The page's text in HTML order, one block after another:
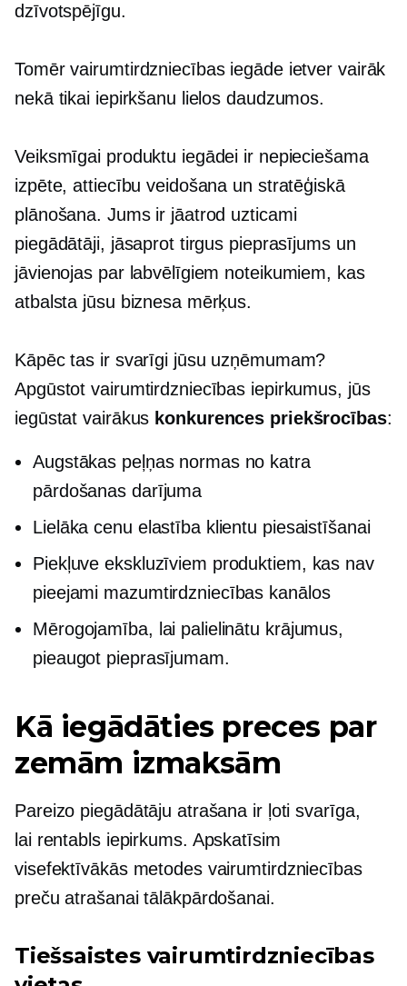
dzīvotspējīgu.
Tomēr vairumtirdzniecības iegāde ietver vairāk
nekā tikai iepirkšanu lielos daudzumos.
Veiksmīgai produktu iegādei ir nepieciešama
izpēte, attiecību veidošana un stratēģiskā
plānošana. Jums ir jāatrod uzticami
piegādātāji, jāsaprot tirgus pieprasījums un
jāvienojas par labvēlīgiem noteikumiem, kas
atbalsta jūsu biznesa mērķus.
Kāpēc tas ir svarīgi jūsu uzņēmumam?
Apgūstot vairumtirdzniecības iepirkumus, jūs
iegūstat vairākus konkurences priekšrocības:
Augstākas peļņas normas no katra
pārdošanas darījuma
Lielāka cenu elastība klientu piesaistīšanai
Piekļuve ekskluzīviem produktiem, kas nav
pieejami mazumtirdzniecības kanālos
Mērogojamība, lai palielinātu krājumus,
pieaugot pieprasījumam.
Kā iegādāties preces par
zemām izmaksām
Pareizo piegādātāju atrašana ir ļoti svarīga,
lai rentablsiepirkums. Apskatīsim
visefektīvākās metodes vairumtirdzniecības
preču atrašanai tālākpārdošanai.
Tiešsaistes vairumtirdzniecības